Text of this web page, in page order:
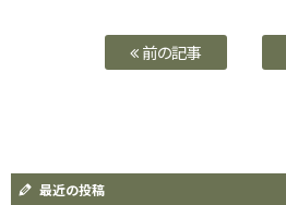
前の記事
最近の投稿